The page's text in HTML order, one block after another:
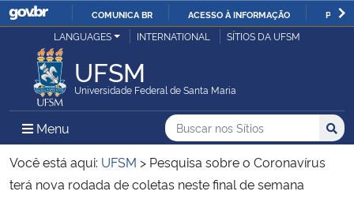
IR
COMUNICA BR ACESSO À INFORMAÇÃO
Ministério da Justiça e Segurança Pública
Ministério da Defesa
Ministério das Relações Exteriores
LANGUAGES INTERNATIONAL SÍTIOS DA UFSM
UFSM
Universidade Federal de Santa Maria
Menu Menu Principal do Sítio
Busca
Buscar no nos Sítios
Busca:
Você está aqui: UFSM > Pesquisa sobre o Coronavírus
terá nova rodada de coletas neste final de semana